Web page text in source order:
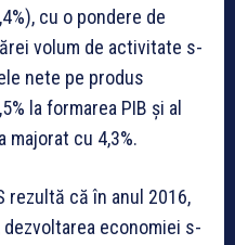
cu o pondere de
volum de activitate s-
nete pe produs
la formarea PIB şi al
cu 4,3%.
rezultă că în anul 2016,
economiei s-